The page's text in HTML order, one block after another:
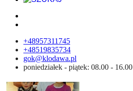
+48957311745
+48519835734
gok@klodawa.pl
poniedziałek - piątek: 08.00 - 16.00